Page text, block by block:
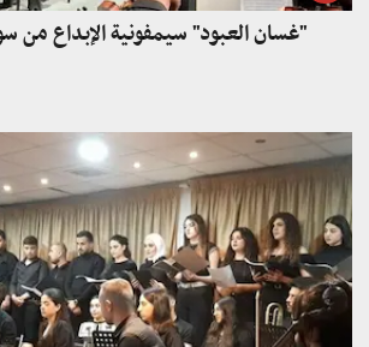
"غسان العبود" سيمفونية الإبداع من